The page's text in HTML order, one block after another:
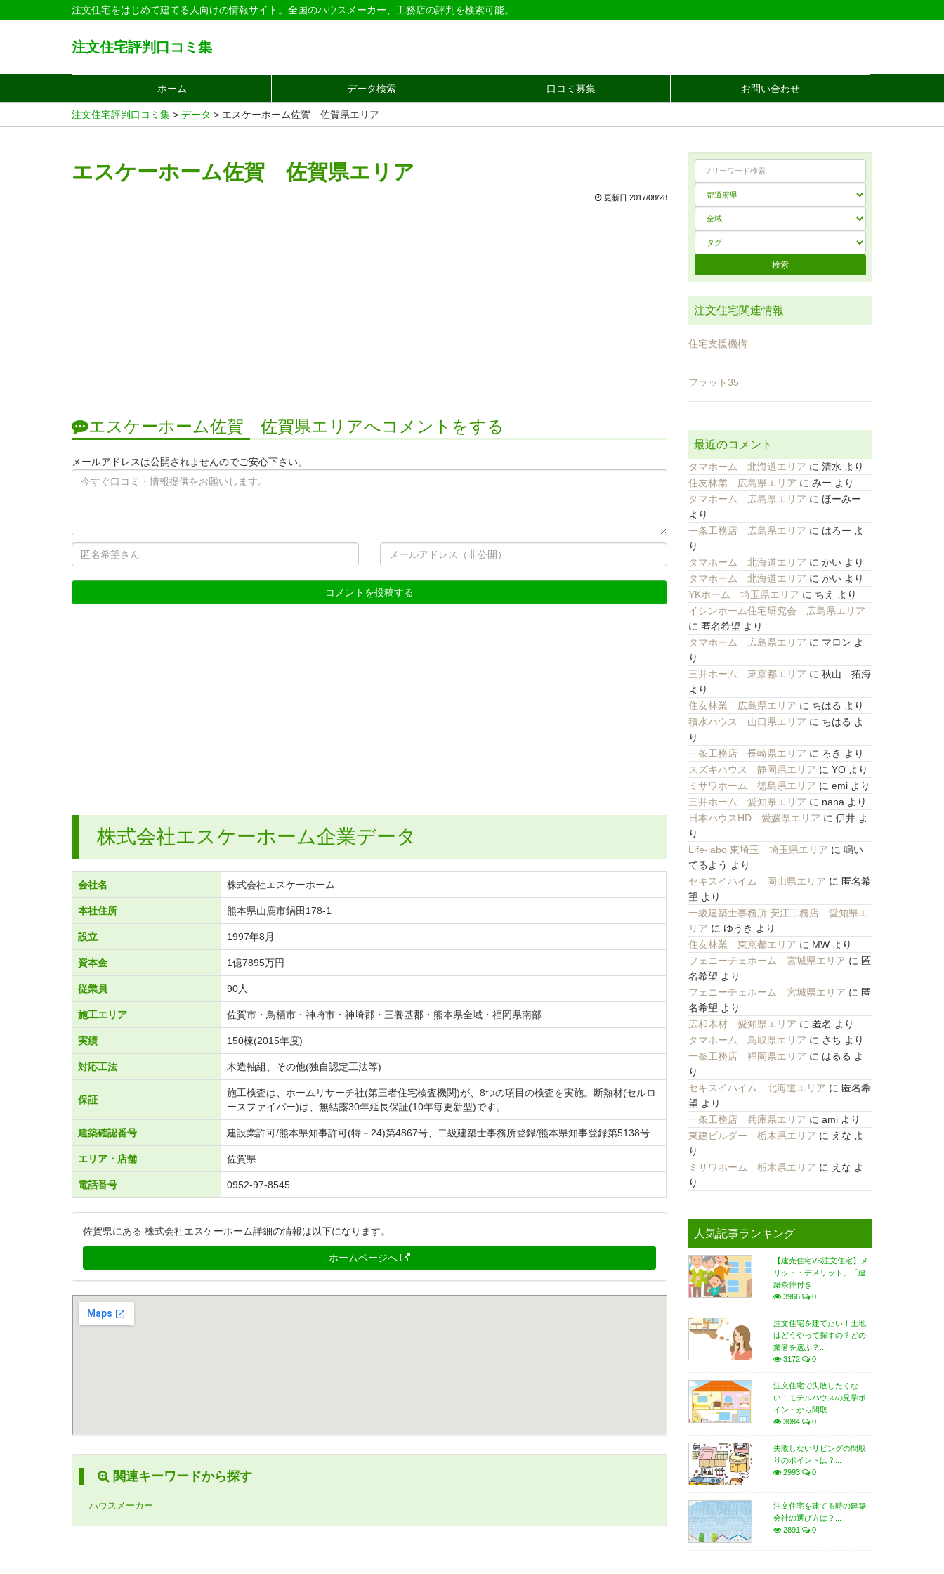
注文住宅をはじめて建てる人向けの情報サイト。全国のハウスメーカー、工務店の評判を検索可能。
注文住宅評判口コミ集
ホーム データ検索 口コミ募集 お問い合わせ
注文住宅評判口コミ集 > データ > エスケーホーム佐賀 佐賀県エリア
エスケーホーム佐賀 佐賀県エリア
更新日 2017/08/28
エスケーホーム佐賀 佐賀県エリアへコメントをする
メールアドレスは公開されませんのでご安心下さい。
株式会社エスケーホーム企業データ
会社名 株式会社エスケーホーム
本社住所 熊本県山鹿市鍋田178-1
設立 1997年8月
資本金 1億7895万円
従業員 90人
施工エリア 佐賀市・鳥栖市・神埼市・神埼郡・三養基郡・熊本県全域・福岡県南部
実績 150棟(2015年度)
対応工法 木造軸組、その他(独自認定工法等)
保証
施工検査は、ホームリサーチ社(第三者住宅検査機関)が、8つの項目の検査を実施。断熱材(セルロ
ースファイバー)は、無結露30年延長保証(10年毎更新型)です。
建築確認番号 建設業許可/熊本県知事許可(特－24)第4867号、二級建築士事務所登録/熊本県知事登録第5138号
エリア・店舗 佐賀県
電話番号 0952-97-8545
佐賀県にある 株式会社エスケーホーム詳細の情報は以下になります。
ホームページへ
関連キーワードから探す
ハウスメーカー
注文住宅関連情報
住宅支援機構
フラット35
最近のコメント
タマホーム 北海道エリア に 清水 より
住友林業 広島県エリア に みー より
タマホーム 広島県エリア に ほーみー
より
一条工務店 広島県エリア に はろー よ
り
タマホーム 北海道エリア に かいより
タマホーム 北海道エリア に かいより
YKホーム 埼玉県エリア に ちえ
より
イシンホーム住宅研究会 広島県エリア
に 匿名希望 より
タマホーム 広島県エリア に マロン よ
り
三井ホーム 東京都エリア に 秋山 拓海
より
住友林業 広島県エリア に ちはる より
積水ハウス 山口県エリア に ちはる よ
り
一条工務店 長崎県エリア に ろき より
スズキハウス 静岡県エリア に YOより
ミサワホーム 徳島県エリア に emiより
三井ホーム 愛知県エリア に nana より
日本ハウスHD 愛媛県エリア に 伊井よ
り
Life-labo 東埼玉 埼玉県エリア に 鳴い
てるよう より
セキスイハイム 岡山県エリア に 匿名希
望 より
一級建築士事務所 安江工務店 愛知県エ
リア に ゆうき より
住友林業 東京都エリア に MWより
フェニーチェホーム 宮城県エリア に 匿
名希望 より
フェニーチェホーム 宮城県エリア に 匿
名希望 より
広和木材 愛知県エリア に 匿名 より
タマホーム 鳥取県エリア に さち より
一条工務店 福岡県エリア に はるる よ
り
セキスイハイム 北海道エリア に 匿名希
望 より
一条工務店 兵庫県エリア に amiより
東建ビルダー 栃木県エリア に えな よ
り
ミサワホーム 栃木県エリア に えな よ
り
人気記事ランキング
【建売住宅VS注文住宅】メ
リット・デメリット。「建
築条件付き...
3966
0
注文住宅を建てたい！土地
はどうやって探すの？どの
業者を選ぶ？...
3172
0
注文住宅で失敗したくな
い！モデルハウスの見学ポ
イントから間取...
3084
0
失敗しないリビングの間取
りのポイントは？...
2993
0
注文住宅を建てる時の建築
会社の選び方は？...
2891
0